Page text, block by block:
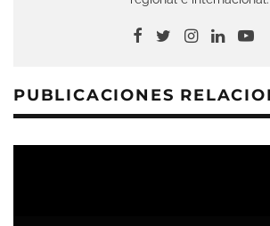
PUBLICACIONES